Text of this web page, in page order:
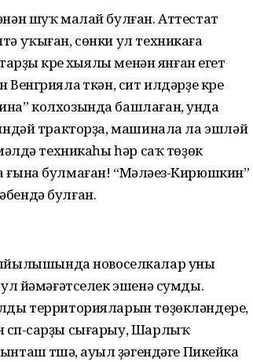
шуҡ малай булған. Аттестат
уҡыған, сөнки ул техникаға
күреү хыялы менән янған егет
үткән, сит илдәрҙе күреү
колхозында башлаған, унда
тракторҙа, машинала ла эшләй
техникаһы һәр саҡ төҙөк
булмаған! “Мәләүез-Кирюшкин”
булған.
новоселкалар уны
йәмәғәтселек эшенә сумды.
территорияларын төҙөкләндереү,
сарҙы сығарыу, Шарлыҡ
түшәү, ауыл үҙәгендәге Пикейка